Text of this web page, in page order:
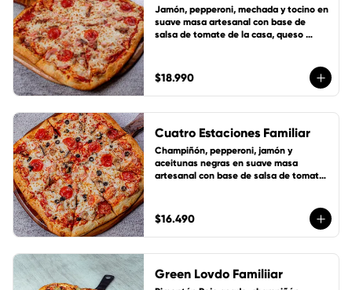
Jamón, pepperoni, mechada y tocino en
suave masa artesanal con base de
salsa de tomate de la casa, queso
$18.990
Cuatro Estaciones Familiar
Champiñón, pepperoni, jamón y
aceitunas negras en suave masa
artesanal con base de salsa de tomate
$16.490
Green Lovdo Familiiar